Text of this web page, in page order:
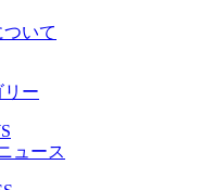
いて
リー
ュース